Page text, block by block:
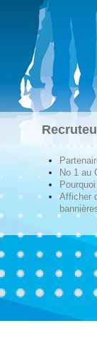
No 1 au
Afficher